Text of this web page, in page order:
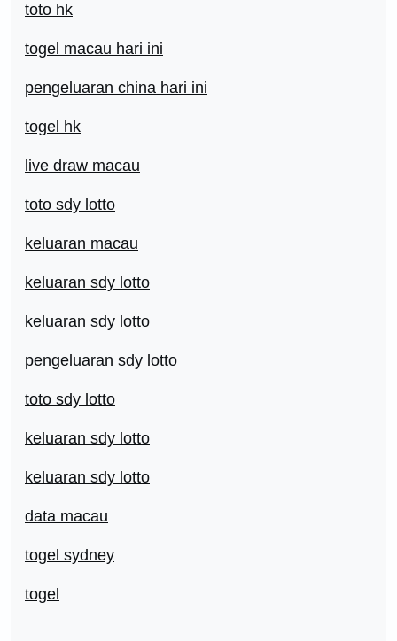
toto hk
togel macau hari ini
pengeluaran china hari ini
togel hk
live draw macau
toto sdy lotto
keluaran macau
keluaran sdy lotto
keluaran sdy lotto
pengeluaran sdy lotto
toto sdy lotto
keluaran sdy lotto
keluaran sdy lotto
data macau
togel sydney
togel